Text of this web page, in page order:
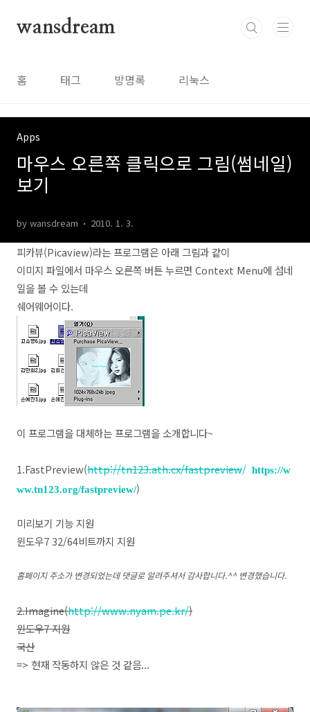
wansdream
홈 태그 방명록 리눅스
Apps
마우스 오른쪽 클릭으로 그림(썸네일)
보기
by wansdream 2010. 1. 3.
피카뷰(Picaview)라는 프로그램은 아래 그림과 같이
이미지 파일에서 마우스 오른쪽 버튼 누르면 Context Menu에 섬네
일을 볼 수 있는데
쉐어웨어이다.
이 프로그램을 대체하는 프로그램을 소개합니다~
1.FastPreview(http://tn123.ath.cx/fastpreview/ https://w
ww.tn123.org/fastpreview/)
미리보기 기능 지원
윈도우7 32/64비트까지 지원
홈페이지 주소가 변경되었는데 댓글로 알려주셔서 감사합니다.^^ 변경했습니다.
2.Imagine(http://www.nyam.pe.kr/)
윈도우7 지원
국산
=> 현재 작동하지 않은 것 같음...